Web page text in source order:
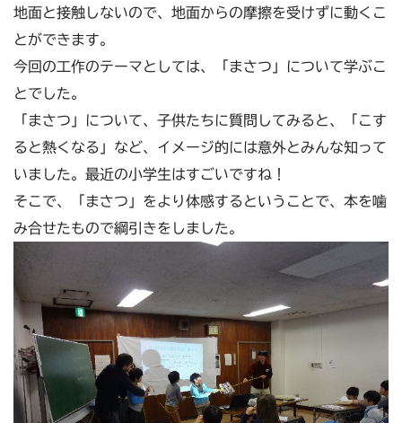
地面と接触しないので、地面からの摩擦を受けずに動くこ
とができます。
今回の工作のテーマとしては、「まさつ」について学ぶこ
とでした。
「まさつ」について、子供たちに質問してみると、「こす
ると熱くなる」など、イメージ的には意外とみんな知って
いました。最近の小学生はすごいですね！
そこで、「まさつ」をより体感するということで、本を噛
み合せたもので綱引きをしました。